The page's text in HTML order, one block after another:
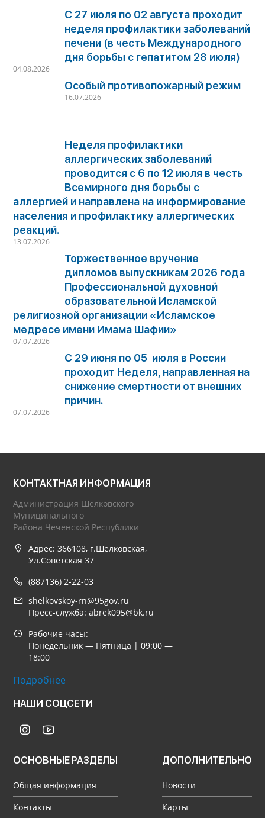
С 27 июля по 02 августа проходит
неделя профилактики заболеваний
печени (в честь Международного
дня борьбы с гепатитом 28 июля)
04.08.2026
Особый противопожарный режим
16.07.2026
Неделя профилактики
аллергических заболеваний
проводится с 6 по 12 июля в честь
Всемирного дня борьбы с
аллергией и направлена на информирование
населения и профилактику аллергических
реакций.
13.07.2026
Торжественное вручение
дипломов выпускникам 2026 года
Профессиональной духовной
образовательной Исламской
религиозной организации «Исламское
медресе имени Имама Шафии»
07.07.2026
С 29 июня по 05 июля в России
проходит Неделя, направленная на
снижение смертности от внешних
причин.
07.07.2026
КОНТАКТНАЯ ИНФОРМАЦИЯ
Администрация Шелковского
Муниципального
Района Чеченской Республики
Адрес: 366108, г.Шелковская,
Ул.Советская 37
(887136) 2-22-03
shelkovskoy-rn@95gov.ru
Пресс-служба: abrek095@bk.ru
Рабочие часы:
Понедельник — Пятница | 09:00 —
18:00
Подробнее
НАШИ СОЦСЕТИ
ОСНОВНЫЕ РАЗДЕЛЫ
Общая информация
Контакты
ДОПОЛНИТЕЛЬНО
Новости
Карты